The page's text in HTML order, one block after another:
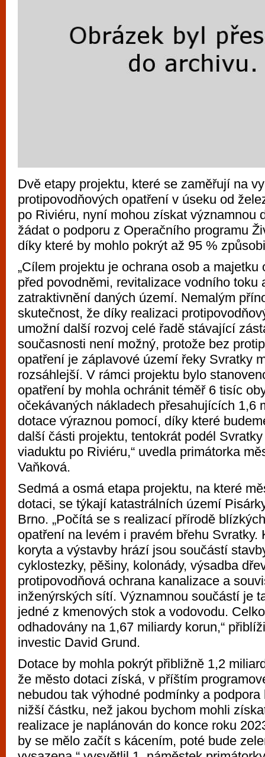
Dvě etapy projektu, které se zaměřují na
protipovodňových opatření v úseku od
po Riviéru, nyní mohou získat významnou
žádat o podporu z Operačního programu
díky které by mohlo pokrýt až 95 %
„Cílem projektu je ochrana osob a majetku
před povodněmi, revitalizace vodního toku
zatraktivnění daných území. Nemalým
skutečnost, že díky realizaci
umožní další rozvoj celé řadě stávající
současnosti není možný, protože bez
opatření je záplavové území řeky Svratky
rozsáhlejší. V rámci projektu bylo
opatření by mohla ochránit téměř 6 tisíc
očekávaných nákladech přesahujících 1,6
dotace výraznou pomocí, díky které
další části projektu, tentokrát podél
viaduktu po Riviéru,“ uvedla primátorka
Vaňková.
Sedmá a osmá etapa projektu, na které
dotaci, se týkají katastrálních území
Brno. „Počítá se s realizací přírodě
opatření na levém i pravém břehu Svratky.
koryta a výstavby hrází jsou součástí
cyklostezky, pěšiny, kolonády, výsadba
protipovodňová ochrana kanalizace a
inženýrských sítí. Významnou součástí je
jedné z kmenových stok a vodovodu.
odhadovány na 1,67 miliardy korun,“
investic David Grund.
Dotace by mohla pokrýt přibližně 1,2
že město dotaci získá, v příštím
nebudou tak výhodné podmínky a
nižší částku, než jakou bychom mohli
realizace je naplánován do konce roku
by se mělo začít s kácením, poté bude